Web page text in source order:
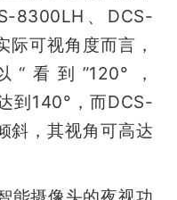
8300LH、DCS-
可视角度而言，
“看到”120°，
到140°，而DCS-
斜，其视角可高达